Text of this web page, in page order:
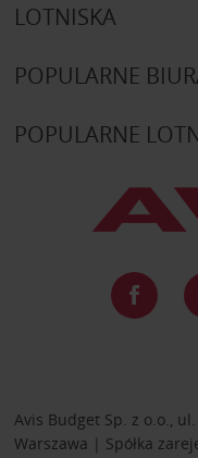
LOTNISKA
POPULARNE
POPULARNE
Avis Budget Sp. z o.o.,
Warszawa | Spółka